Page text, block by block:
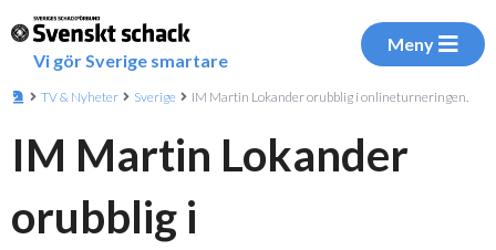
Vi gör Sverige smartare
Meny
TV & Nyheter Sverige IM Martin Lokander orubblig i onlineturneringen.
IM Martin Lokander
orubblig i